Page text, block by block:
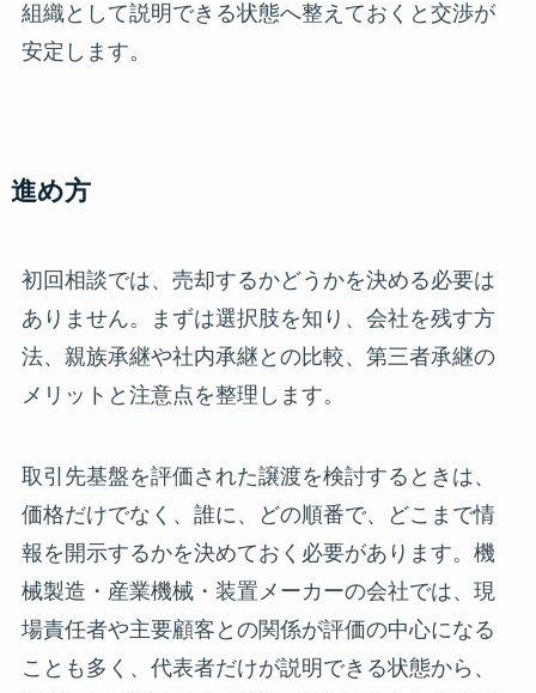
組織として説明できる状態へ整えておくと交渉が
安定します。
進め方
初回相談では、売却するかどうかを決める必要は
ありません。まずは選択肢を知り、会社を残す方
法、親族承継や社内承継との比較、第三者承継の
メリットと注意点を整理します。
取引先基盤を評価された譲渡を検討するときは、
価格だけでなく、誰に、どの順番で、どこまで情
報を開示するかを決めておく必要があります。機
械製造・産業機械・装置メーカーの会社では、現
場責任者や主要顧客との関係が評価の中心になる
ことも多く、代表者だけが説明できる状態から、